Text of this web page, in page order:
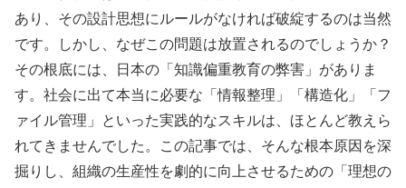
あり、その設計思想にルールがなければ破綻するのは当然
です。しかし、なぜこの問題は放置されるのでしょうか？
その根底には、日本の「知識偏重教育の弊害」がありま
す。社会に出て本当に必要な「情報整理」「構造化」「フ
ァイル管理」といった実践的なスキルは、ほとんど教えら
れてきませんでした。この記事では、そんな根本原因を深
掘りし、組織の生産性を劇的に向上させるための「理想の